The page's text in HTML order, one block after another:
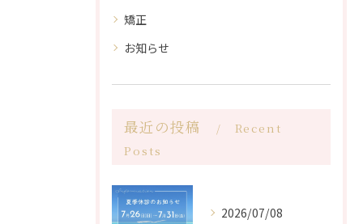
矯正
お知らせ
最近の投稿
Recent
Posts
2026/07/08